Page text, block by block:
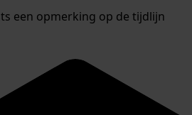
een opmerking op de tijdlijn